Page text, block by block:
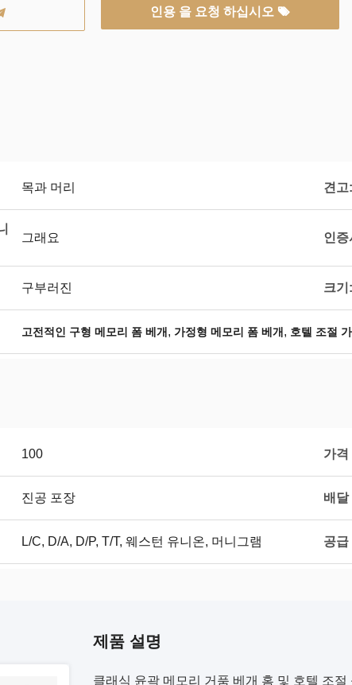
인용 을 요청 하십시오
목과 머리 견고:
그래요 인증
구부러진 크기:
고전적인 구형 메모리 폼 베개 , 가정형 메모리 폼 베개 , 호텔 조절
100 가격
진공 포장 배달
L/C, D/A, D/P, T/T, 웨스턴 유니온, 머니그램 공급
제품 설명
클래식 윤곽 메모리 거품 베개 홈 및 호텔 조절